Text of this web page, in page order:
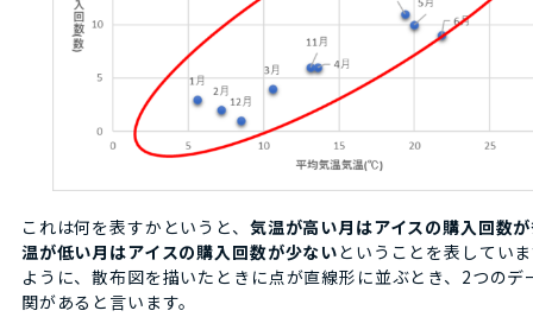
これは何を表すかというと、 気温が高い月はアイスの購入回数
温が低い月はアイスの購入回数が少ないということを表してい
ように、散布図を描いたときに点が直線形に並ぶとき、2つのデ
関があると言います。